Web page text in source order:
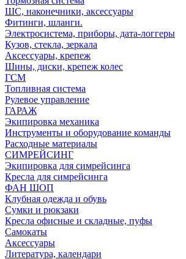
ШС, наконечники, аксессуары
Фитинги, шланги.
Электросистема, приборы, дата-логгеры
Кузов, стекла, зеркала
Аксессуары, крепеж
Шины, диски, крепеж колес
ГСМ
Топливная система
Рулевое управление
ГАРАЖ
Экипировка механика
Инструменты и оборудование команды
Расходные материалы
СИМРЕЙСИНГ
Экипировка для симрейсинга
Кресла для симрейсинга
ФАН ШОП
Клубная одежда и обувь
Сумки и рюкзаки
Кресла офисные и складные, пуфы
Самокаты
Аксессуары
Литература, календари